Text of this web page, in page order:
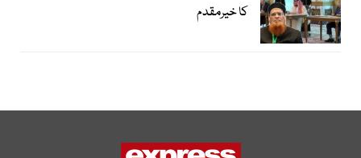
کا خیرمقدم